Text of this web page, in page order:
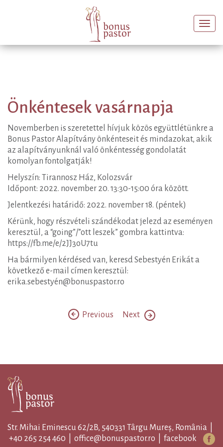
Önkéntesek vasárnapja
Novemberben is szeretettel hívjuk közös együttlétünkre a
Bonus Pastor Alapítvány önkénteseit és mindazokat, akik
az alapítványunknál való önkéntesség gondolatát
komolyan fontolgatják!
Helyszín: Tirannosz Ház, Kolozsvár
Időpont: 2022. november 20. 13:30-15:00 óra között.
Jelentkezési határidő: 2022. november 18. (péntek)
Kérünk, hogy részvételi szándékodat jelezd az eseményen
keresztül, a “going”/”ott leszek” gombra kattintva:
https://fb.me/e/2JJ3oU7tu
Ha bármilyen kérdésed van, keresd Sebestyén Erikát a
következő e-mail címen keresztül:
erika.sebestyén@bonuspastor.ro
Previous Next
Str. Mihai Eminescu 62/2B, 540331 Târgu Mureș, România |
+40 265 254 460
office@bonuspastor.ro facebook